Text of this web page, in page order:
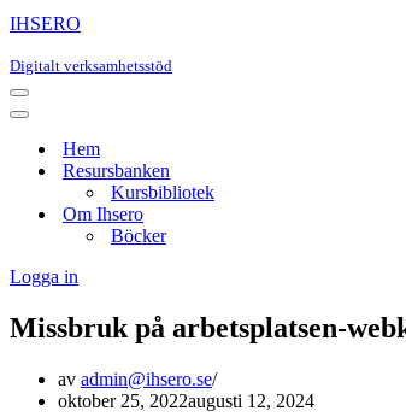
IHSERO
Digitalt verksamhetsstöd
Navigeringsmeny
Navigeringsmeny
Hem
Resursbanken
Kursbibliotek
Om Ihsero
Böcker
Logga in
Missbruk på arbetsplatsen-
av admin@ihsero.se
oktober 25, 2022augusti 12, 2024